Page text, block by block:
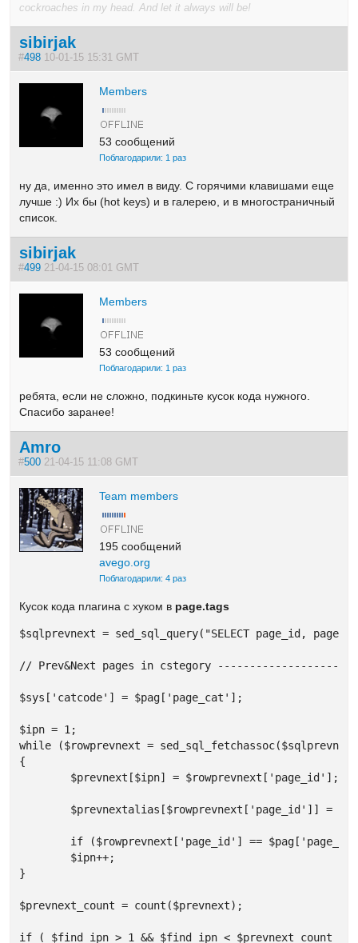
cockroaches in my head. And let it always will be!
sibirjak
#498 10-01-15 15:31 GMT
Members
53 сообщений
Поблагодарили: 1 раз
ну да, именно это имел в виду. С горячими клавишами еще
лучше :) Их бы (hot keys) и в галерею, и в многостраничный
список.
sibirjak
#499 21-04-15 08:01 GMT
Members
53 сообщений
Поблагодарили: 1 раз
ребята, если не сложно, подкиньте кусок кода нужного.
Спасибо заранее!
Amro
#500 21-04-15 11:08 GMT
Team members
195 сообщений
avego.org
Поблагодарили: 4 раз
Кусок кода плагина с хуком в page.tags
$sqlprevnext = sed_sql_query("SELECT page_id,
// Prev&Next pages in cstegory
$sys['catcode'] = $pag['page_cat'];
$ipn = 1;
while ($rowprevnext =
{
}
$prevnext_count = count($prevnext);
if ( $find_ipn > 1 && $find_ipn < $prevnext_count )